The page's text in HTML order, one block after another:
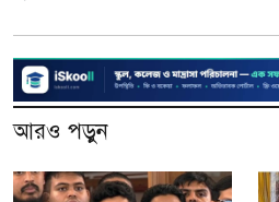
আরও পড়ুন